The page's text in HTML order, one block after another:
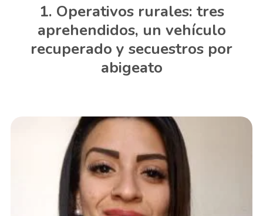
Operativos rurales: tres
aprehendidos, un vehículo
recuperado y secuestros por
abigeato